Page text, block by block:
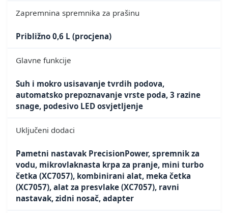
Zapremnina spremnika za prašinu
Približno 0,6 L (procjena)
Glavne funkcije
Suh i mokro usisavanje tvrdih podova,
automatsko prepoznavanje vrste poda, 3 razine
snage, podesivo LED osvjetljenje
Uključeni dodaci
Pametni nastavak PrecisionPower, spremnik za
vodu, mikrovlaknasta krpa za pranje, mini turbo
četka (XC7057), kombinirani alat, meka četka
(XC7057), alat za presvlake (XC7057), ravni
nastavak, zidni nosač, adapter